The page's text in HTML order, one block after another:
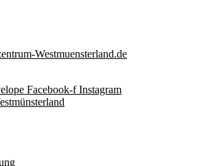
Westmuensterland.de
Facebook-f Instagram